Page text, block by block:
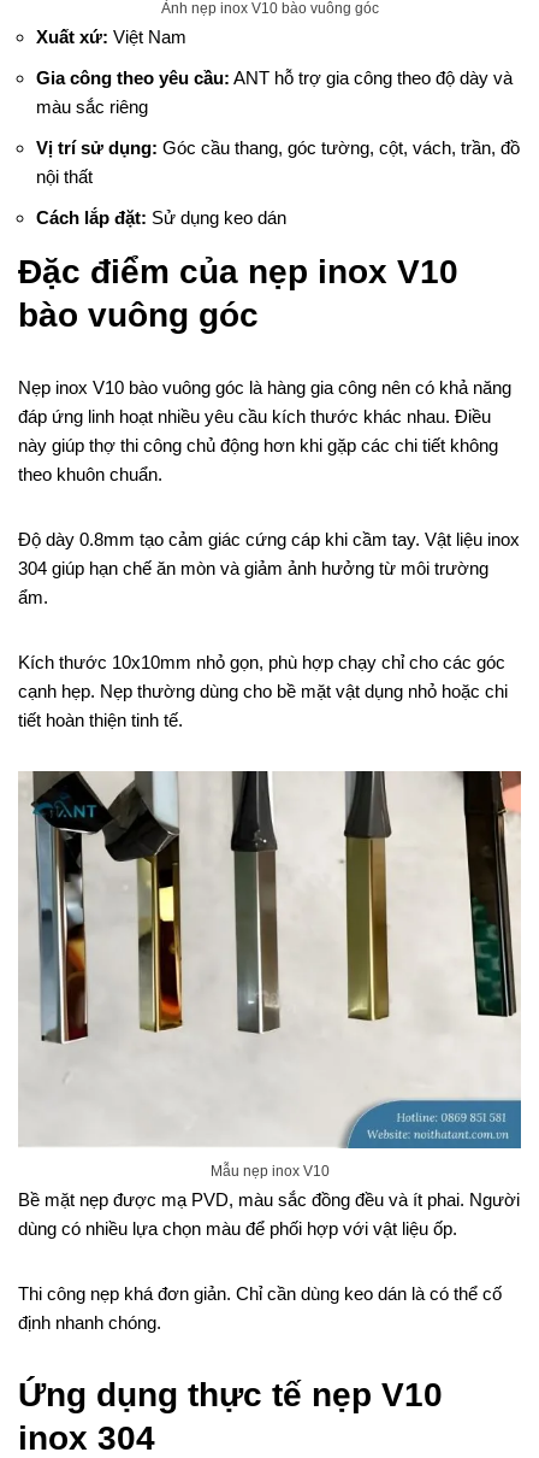
Ảnh nẹp inox V10 bào vuông góc
Xuất xứ: Việt Nam
Gia công theo yêu cầu: ANT hỗ trợ gia công theo độ dày và
màu sắc riêng
Vị trí sử dụng: Góc cầu thang, góc tường, cột, vách, trần, đồ
nội thất
Cách lắp đặt: Sử dụng keo dán
Đặc điểm của nẹp inox V10
bào vuông góc
Nẹp inox V10 bào vuông góc là hàng gia công nên có khả năng
đáp ứng linh hoạt nhiều yêu cầu kích thước khác nhau. Điều
này giúp thợ thi công chủ động hơn khi gặp các chi tiết không
theo khuôn chuẩn.
Độ dày 0.8mm tạo cảm giác cứng cáp khi cầm tay. Vật liệu inox
304 giúp hạn chế ăn mòn và giảm ảnh hưởng từ môi trường
ẩm.
Kích thước 10x10mm nhỏ gọn, phù hợp chạy chỉ cho các góc
cạnh hẹp. Nẹp thường dùng cho bề mặt vật dụng nhỏ hoặc chi
tiết hoàn thiện tinh tế.
Mẫu nẹp inox V10
Bề mặt nẹp được mạ PVD, màu sắc đồng đều và ít phai. Người
dùng có nhiều lựa chọn màu để phối hợp với vật liệu ốp.
Thi công nẹp khá đơn giản. Chỉ cần dùng keo dán là có thể cố
định nhanh chóng.
Ứng dụng thực tế nẹp V10
inox 304